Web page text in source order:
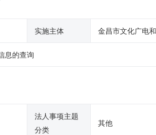
实施主体 金昌市文化广电
息的查询
法人事项主题
分类
其他